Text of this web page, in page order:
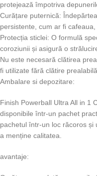
protejează împotriva
Curățare puternică:
persistente, cum ar fi
Protecția sticlei: O formulă
coroziunii și asigură o
Nu este necesară clătirea
fi utilizate fără clătire
Ambalare si depozitare:
Finish Powerball Ultra All in 1
disponibile într-un pachet
pachetul într-un loc răcoros și
a menține calitatea.
avantaje: